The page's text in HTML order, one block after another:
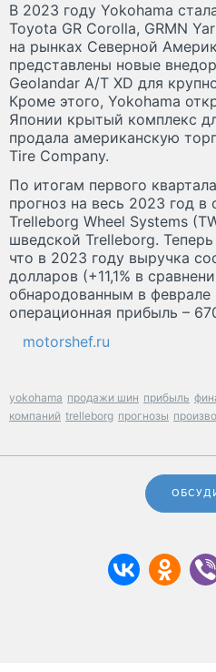
В 2023 году Yokohama
Toyota GR Corolla, GRMN
на рынках Северной
представлены новые
Geolandar A/T XD для
Кроме этого, Yokohama
Японии крытый комплекс
продала американскую
Tire Company.
По итогам первого
прогноз на весь 2023 год в
Trelleborg Wheel Systems
шведской Trelleborg.
что в 2023 году выручка
долларов (+11,1% в
обнародованным в феврале
операционная прибыль –
motorshef.ru
yokohama продажи шин прибыль
компаний trelleborg прогнозы